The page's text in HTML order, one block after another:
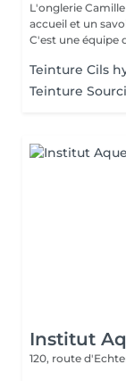
L'onglerie
accueil et un
C'est une équipe
Teinture Cils
Teinture
Institut
120, route